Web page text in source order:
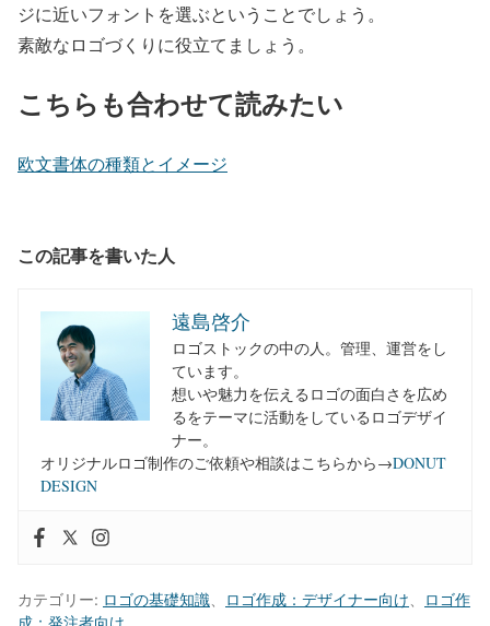
ジに近いフォントを選ぶということでしょう。
素敵なロゴづくりに役立てましょう。
こちらも合わせて読みたい
欧文書体の種類とイメージ
この記事を書いた人
遠島啓介
ロゴストックの中の人。管理、運営をし
ています。
想いや魅力を伝えるロゴの面白さを広め
るをテーマに活動をしているロゴデザイ
ナー。
オリジナルロゴ制作のご依頼や相談はこちらから→DONUT
DESIGN
カテゴリー: ロゴの基礎知識 ロゴ作成：デザイナー向け
ロゴ作